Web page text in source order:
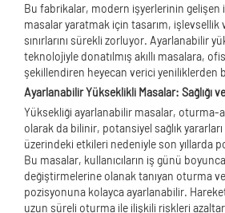
Bu fabrikalar, modern işyerlerinin gelişen
masalar yaratmak için tasarım,
sınırlarını sürekli zorluyor. Ayarlanabilir
teknolojiyle donatılmış akıllı masalara,
şekillendiren heyecan verici yeniliklerden
Ayarlanabilir Yükseklikli Masalar: Sağlığı
Yüksekliği ayarlanabilir masalar, oturma-
olarak da bilinir, potansiyel sağlık
üzerindeki etkileri nedeniyle son yıllarda
Bu masalar, kullanıcıların iş günü
değiştirmelerine olanak tanıyan oturma
pozisyonuna kolayca ayarlanabilir.
uzun süreli oturma ile ilişkili riskleri